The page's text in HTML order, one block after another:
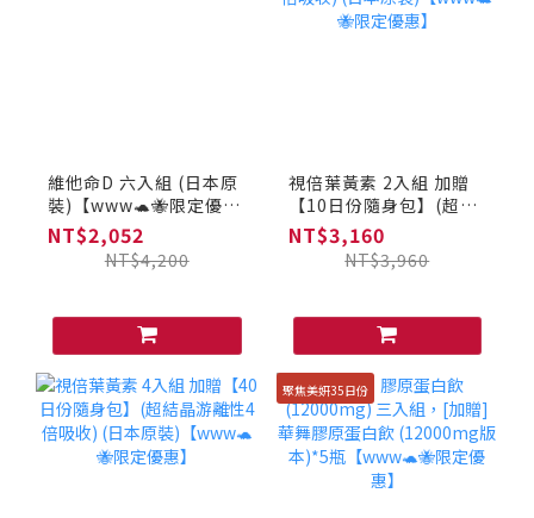
維他命D 六入組 (日本原
裝)【www🐢🐝限定優
惠】
NT$2,052
NT$4,200
視倍葉黃素 2入組 加贈
【10日份隨身包】(超結
晶游離性4倍吸收) (日本
原裝)【www🐢🐝限定優
NT$3,160
NT$3,960
聚焦美妍35日份